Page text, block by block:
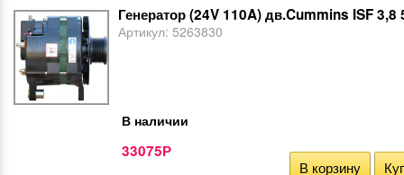
Генератор (24V 110A) дв.Cummins ISF 3,8
Артикул: 5263830
В наличии
33075Р
В корзину